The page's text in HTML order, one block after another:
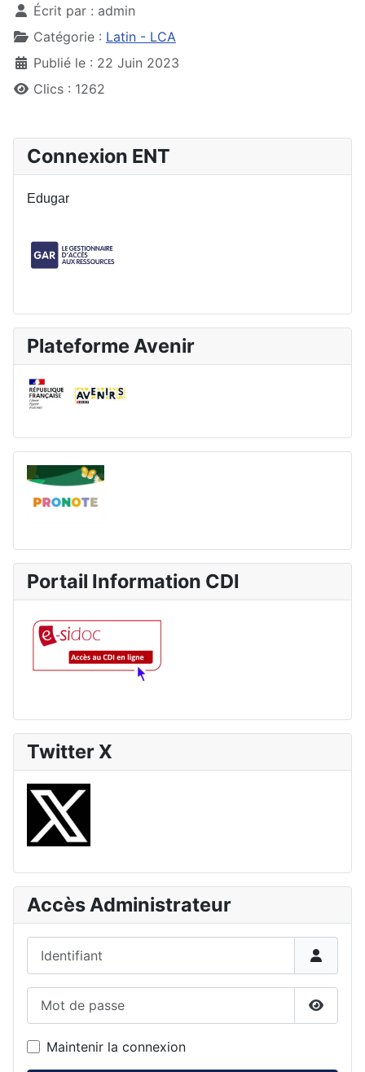
Écrit par : admin
Catégorie : Latin - LCA
Publié le : 22 Juin 2023
Clics : 1262
Connexion ENT
Edugar
Plateforme Avenir
Portail Information CDI
Twitter X
Accès Administrateur
Maintenir la connexion